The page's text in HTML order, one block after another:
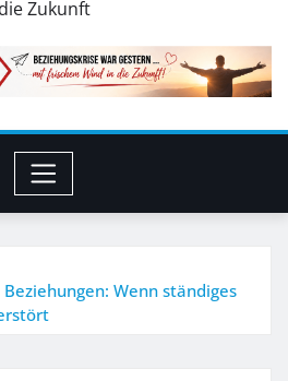
die Zukunft
Wenn ständiges